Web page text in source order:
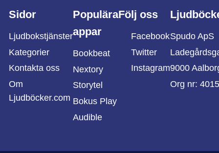
Sidor
Ljudbokstjänster
Kategorier
Kontakta oss
Om
Ljudböcker.com
Populära
appar
Bookbeat
Nextory
Storytel
Bokus Play
Audible
Följ oss
Facebook
Twitter
Instagram
Spudo ApS
9000
Org nr: